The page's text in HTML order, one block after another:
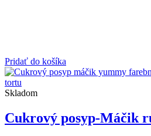
Pridať do košíka
Skladom
Cukrový posyp-Máčik